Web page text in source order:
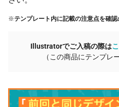
※テンプレート内に記載の注意点を確認
Illustratorでご入稿の際は
（この商品にテンプレ